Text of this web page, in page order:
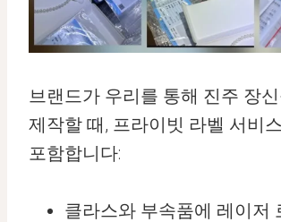
브랜드가 우리를 통해 진주 장
제작할 때, 프라이빗 라벨 서비
포함합니다:
클라스와 부속품에 레이저